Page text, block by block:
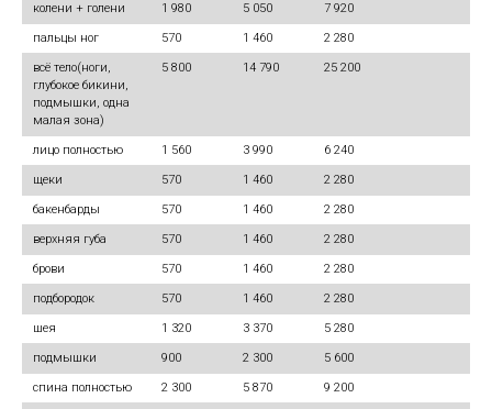
колени + голени 1 980 5 050 7 920
пальцы ног 570 1 460 2 280
всё тело(ноги,
глубокое бикини,
подмышки, одна
малая зона)
5 800 14 790 25 200
лицо полностью 1 560 3 990 6 240
щеки 570 1 460 2 280
бакенбарды 570 1 460 2 280
верхняя губа 570 1 460 2 280
брови 570 1 460 2 280
подбородок 570 1 460 2 280
шея 1 320 3 370 5 280
подмышки 900 2 300 5 600
спина полностью 2 300 5 870 9 200